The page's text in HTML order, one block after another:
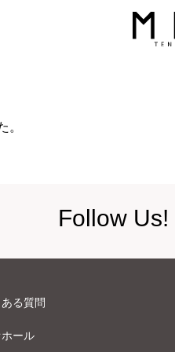
。
Follow Us!
る質問
ール